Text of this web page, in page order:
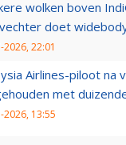
wolken boven
doet
2026, 22:01
Airlines-piloot na
met
2026, 13:55